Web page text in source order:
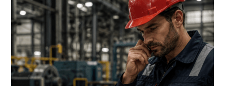
de
un
activo
ya
está
decidido
antes
de
que